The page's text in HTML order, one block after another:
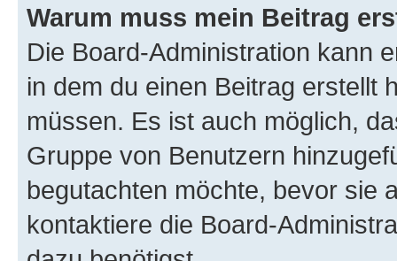
Warum muss mein Beitrag
Die Board-Administration kann
in dem du einen Beitrag erstellt
müssen. Es ist auch möglich,
Gruppe von Benutzern
begutachten möchte, bevor sie
kontaktiere die Board-